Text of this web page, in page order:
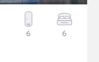
6 6